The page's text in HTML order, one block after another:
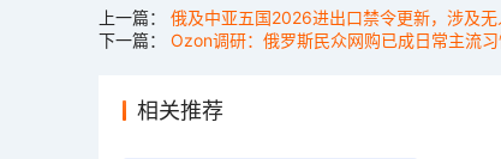
上一篇： 俄及中亚五国2026进出口禁令更新，涉及
下一篇： Ozon调研：俄罗斯民众网购已成日常主流
相关推荐